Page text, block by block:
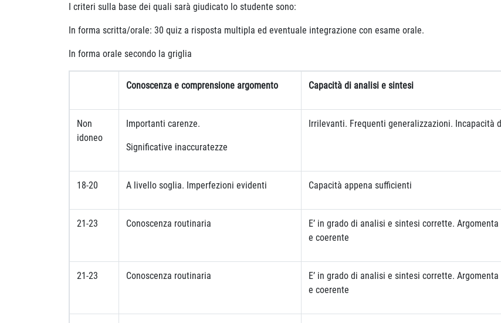
I criteri sulla base dei quali sarà giudicato lo studente sono:
In forma scritta/orale: 30 quiz a risposta multipla ed eventuale integrazione con esame orale.
In forma orale secondo la griglia
Conoscenza e comprensione argomento Capacità di analisi e sintesi
Non
idoneo
Importanti carenze.
Significative inaccuratezze
Irrilevanti. Frequenti generalizzazioni. Incapacità
18-20 A livello soglia. Imperfezioni evidenti Capacità appena sufficienti
21-23 Conoscenza routinaria
E’ in grado di analisi e sintesi corrette.
e coerente
21-23 Conoscenza routinaria
E’ in grado di analisi e sintesi corrette.
e coerente